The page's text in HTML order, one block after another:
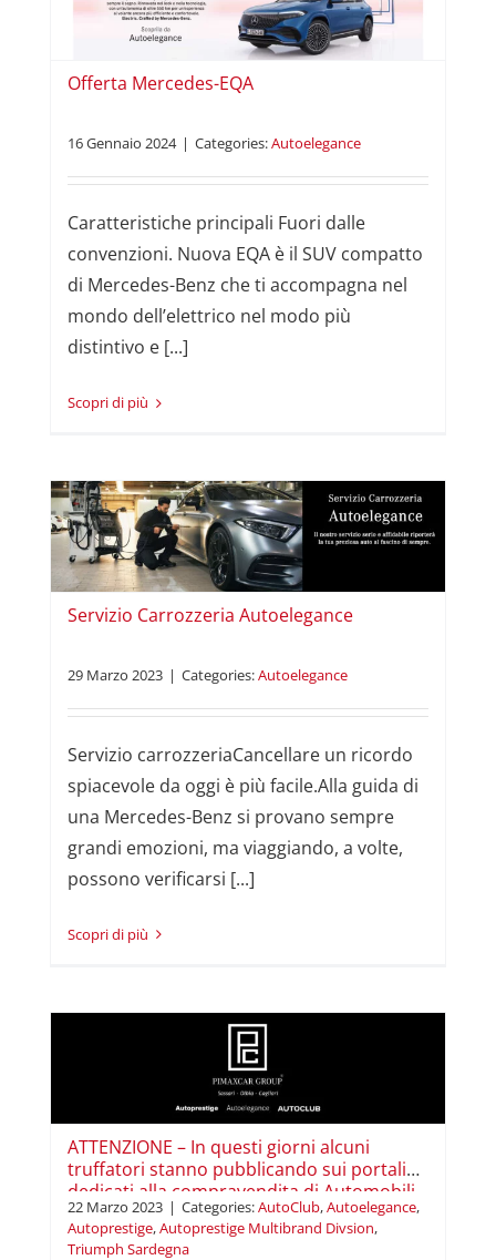
Offerta Mercedes-EQA
16 Gennaio 2024 | Categories:Autoelegance
Caratteristiche principali Fuori dalle
convenzioni. Nuova EQA è il SUV compatto
di Mercedes-Benz che ti accompagna nel
mondo dell’elettrico nel modo più
distintivo e [...]
Read More
Servizio Carrozzeria Autoelegance
29 Marzo 2023 | Categories:Autoelegance
Servizio carrozzeriaCancellare un ricordo
spiacevole da oggi è più facile.Alla guida di
una Mercedes-Benz si provano sempre
grandi emozioni, ma viaggiando, a volte,
possono verificarsi [...]
Read More
ATTENZIONE – In questi giorni alcuni
truffatori stanno pubblicando sui portali
dedicati alla compravendita di Automobili
degli annunci falsi.
22 Marzo 2023 | Categories:AutoClub,Autoelegance,
Autoprestige,Autoprestige Multibrand Divsion,
Triumph Sardegna